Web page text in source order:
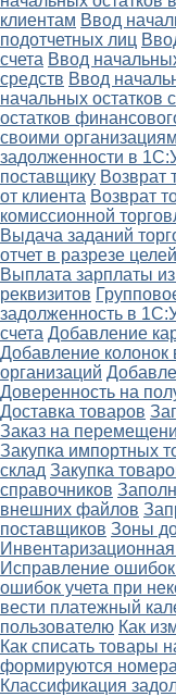
клиентам Ввод
подотчетных лиц
счета Ввод
средств Ввод
начальных остатков
остатков
своими
задолженности в
поставщику Возврат
от клиента Возврат
комиссионной
Выдача заданий
отчет в разрезе целей
Выплата зарплаты
реквизитов
задолженность в
счета Добавление
Добавление колонок
организаций
Доверенность на
Доставка товаров
Заказ на
Закупка импортных
склад Закупка
справочников
внешних файлов
поставщиков Зоны
Исправление ошибок
ошибок учета при
вести платежный
пользователю Как
Как списать товары
формируются
Классификация